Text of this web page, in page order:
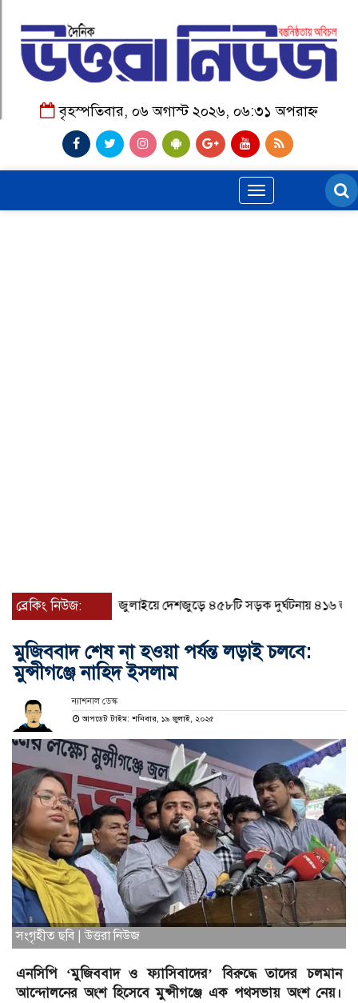
বৃহস্পতিবার, ০৬ অগাস্ট ২০২৬, ০৬:৩১ অপরাহ্ন
Toggle
navigation
ব্রেকিং নিউজ: জুলাইয়ে দেশজুড়ে ৪৫৮টি সড়ক দুর্ঘটনায় ৪১৬ জন নিহত
মুজিববাদ শেষ না হওয়া পর্যন্ত লড়াই চলবে:
মুন্সীগঞ্জে নাহিদ ইসলাম
ন্যাশনাল ডেস্ক
আপডেট টাইম: শনিবার, ১৯ জুলাই, ২০২৫
সংগৃহীত ছবি | উত্তরা নিউজ
এনসিপি ‘মুজিববাদ ও ফ্যাসিবাদের’ বিরুদ্ধে তাদের চলমান
আন্দোলনের অংশ হিসেবে মুন্সীগঞ্জে এক পথসভায় অংশ নেয়।